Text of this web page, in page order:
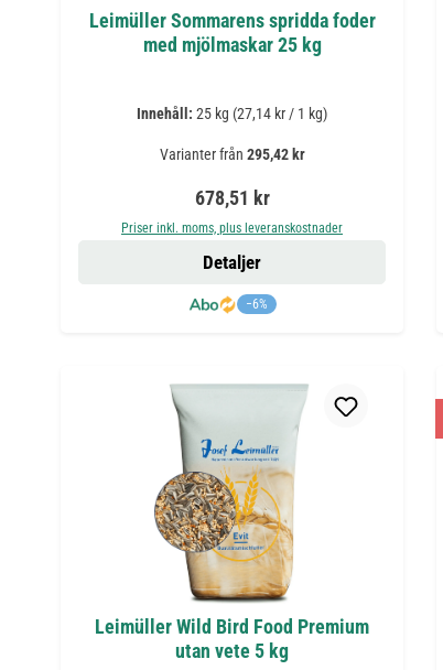
Leimüller Sommarens spridda foder
med mjölmaskar 25 kg
Innehåll: 25 kg (27,14 kr / 1 kg)
Varianter från 295,42 kr
Ordinarie pris:
678,51 kr
Priser inkl. moms, plus leveranskostnader
−6%
Detaljer
Leimüller Wild Bird Food Premium
utan vete 5 kg